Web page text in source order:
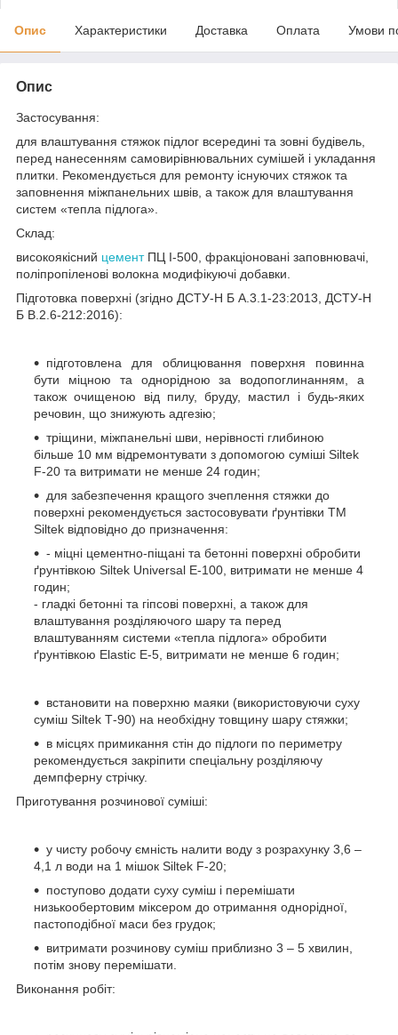
Опис Характеристики Доставка Оплата Умови
Опис
Застосування:
для влаштування стяжок підлог всередині та зовні будівель,
перед нанесенням самовирівнювальних сумішей і укладання
плитки. Рекомендується для ремонту існуючих стяжок та
заповнення міжпанельних швів, а також для влаштування
систем «тепла підлога».
Склад:
високоякісний цементПЦ І-500, фракціоновані заповнювачі,
поліпропіленові волокна модифікуючі добавки.
Підготовка поверхні (згідно ДСТУ-Н Б А.3.1-23:2013, ДСТУ-Н
Б В.2.6-212:2016):
підготовлена для облицювання поверхня повинна
бути міцною та однорідною за водопоглинанням, а
також очищеною від пилу, бруду, мастил і будь-яких
речовин, що знижують адгезію;
тріщини, міжпанельні шви, нерівності глибиною
більше 10 мм відремонтувати з допомогою суміші Siltek
F-20 та витримати не менше 24 годин;
для забезпечення кращого зчеплення стяжки до
поверхні рекомендується застосовувати ґрунтівки ТМ
Siltek відповідно до призначення:
- міцні цементно-піщані та бетонні поверхні обробити
ґрунтівкою Siltek Universal E-100, витримати не менше 4
годин;
- гладкі бетонні та гіпсові поверхні, а також для
влаштування розділяючого шару та перед
влаштуванням системи «тепла підлога» обробити
ґрунтівкою Elastic E-5, витримати не менше 6 годин;
встановити на поверхню маяки (використовуючи суху
суміш Siltek Т-90) на необхідну товщину шару стяжки;
в місцях примикання стін до підлоги по периметру
рекомендується закріпити спеціальну розділяючу
демпферну стрічку.
Приготування розчинової суміші:
у чисту робочу ємність налити воду з розрахунку 3,6 –
4,1 л води на 1 мішок Siltek F-20;
поступово додати суху суміш і перемішати
низькообертовим міксером до отримання однорідної,
пастоподібної маси без грудок;
витримати розчинову суміш приблизно 3 – 5 хвилин,
потім знову перемішати.
Виконання робіт: